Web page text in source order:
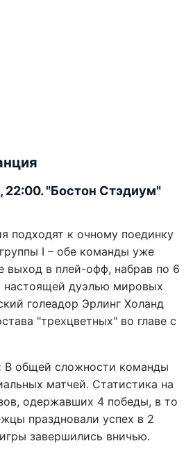
22:00. "Бостон Стэдиум"
подходят к очному поединку
I – обе команды уже
выход в плей-офф, набрав по 6
настоящей дуэлью мировых
голеадор Эрлинг Холанд
"трехцветных" во главе с
В общей сложности команды
матчей. Статистика на
одержавших 4 победы, в то
праздновали успех в 2
завершились вничью.